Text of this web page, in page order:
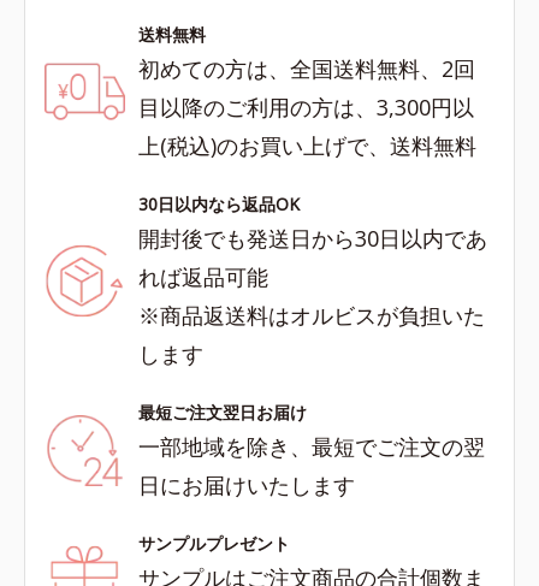
送料無料
初めての方は、全国送料無料、2回
目以降のご利用の方は、3,300円以
上(税込)のお買い上げで、送料無料
30日以内なら返品OK
開封後でも発送日から30日以内であ
れば返品可能
※商品返送料はオルビスが負担いた
します
最短ご注文翌日お届け
一部地域を除き、最短でご注文の翌
日にお届けいたします
サンプルプレゼント
サンプルはご注文商品の合計個数ま